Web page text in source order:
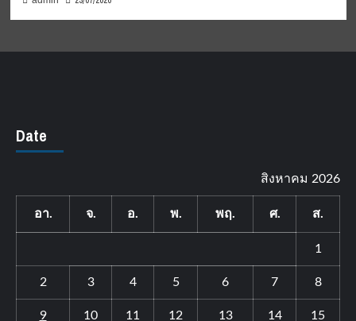
Date
สิงหาคม 2026
อา. จ. อ. พ. พฤ. ศ. ส.
1
2 3 4 5 6 7 8
9 10 11 12 13 14 15